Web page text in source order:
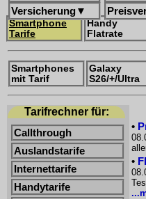
Versicherung▼
Smartphone
Tarife
Handy
Flatrate
Smartphones
mit Tarif
Galaxy
S26/+/Ultra
Tarifrechner für:
Callthrough
Auslandstarife
Internettarife
Handytarife
•
•